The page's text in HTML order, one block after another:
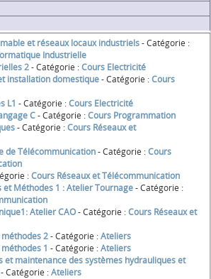
et réseaux locaux industriels- Catégorie :
Industrielle
2- Catégorie :Cours Electricité
installation domestique- Catégorie :Cours
L1 - Catégorie :Cours Electricité
C- Catégorie :Cours Programmation
- Catégorie :Cours Réseaux et
de Télécommunication- Catégorie :Cours
:Cours Réseaux et Télécommunication
et Méthodes 1 : Atelier Tournage- Catégorie :
Atelier CAO- Catégorie :Cours Réseaux et
2- Catégorie :Ateliers
1 - Catégorie :Ateliers
et maintenance des systèmes hydrauliques et
- Catégorie :Ateliers